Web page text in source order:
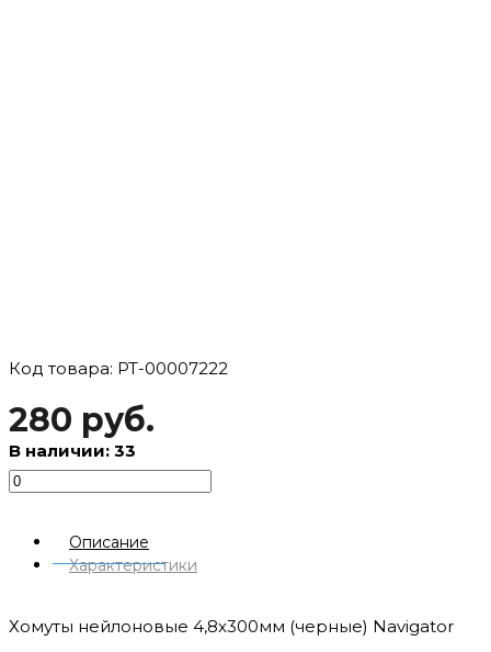
Код товара: РТ-00007222
280 руб.
В наличии: 33
Описание
Характеристики
Хомуты нейлоновые 4,8х300мм (черные) Navigator